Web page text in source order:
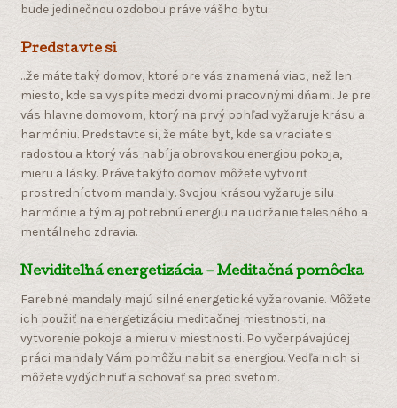
bude jedinečnou ozdobou práve vášho bytu.
Predstavte si
…že máte taký domov, ktoré pre vás znamená viac, než len
miesto, kde sa vyspíte medzi dvomi pracovnými dňami. Je pre
vás hlavne domovom, ktorý na prvý pohľad vyžaruje krásu a
harmóniu. Predstavte si, že máte byt, kde sa vraciate s
radosťou a ktorý vás nabíja obrovskou energiou pokoja,
mieru a lásky. Práve takýto domov môžete vytvoriť
prostredníctvom mandaly. Svojou krásou vyžaruje silu
harmónie a tým aj potrebnú energiu na udržanie telesného a
mentálneho zdravia.
Neviditeľná energetizácia – Meditačná pomôcka
Farebné mandaly majú silné energetické vyžarovanie. Môžete
ich použiť na energetizáciu meditačnej miestnosti, na
vytvorenie pokoja a mieru v miestnosti. Po vyčerpávajúcej
práci mandaly Vám pomôžu nabiť sa energiou. Vedľa nich si
môžete vydýchnuť a schovať sa pred svetom.